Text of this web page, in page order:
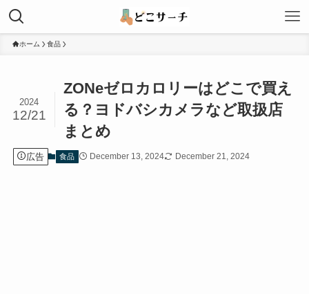
ホーム 食品
ZONeゼロカロリーはどこで買え
る？ヨドバシカメラなど取扱店
まとめ
2024
12/21
広告 食品 December 13, 2024 December 21, 2024